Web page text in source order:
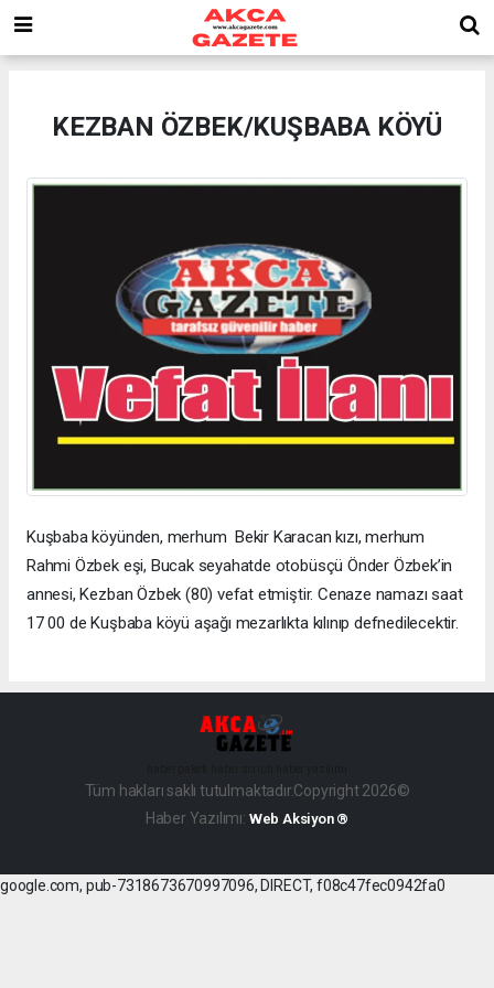
KEZBAN ÖZBEK/KUŞBABA KÖYÜ
Kuşbaba köyünden, merhum Bekir Karacan kızı, merhum
Rahmi Özbek eşi, Bucak seyahatde otobüsçü Önder Özbek’in
annesi, Kezban Özbek (80) vefat etmiştir. Cenaze namazı saat
17 00 de Kuşbaba köyü aşağı mezarlıkta kılınıp defnedilecektir.
Tüm hakları saklı tutulmaktadır.Copyright 2026©
Haber Yazılımı: Web Aksiyon ®
google.com, pub-7318673670997096, DIRECT, f08c47fec0942fa0